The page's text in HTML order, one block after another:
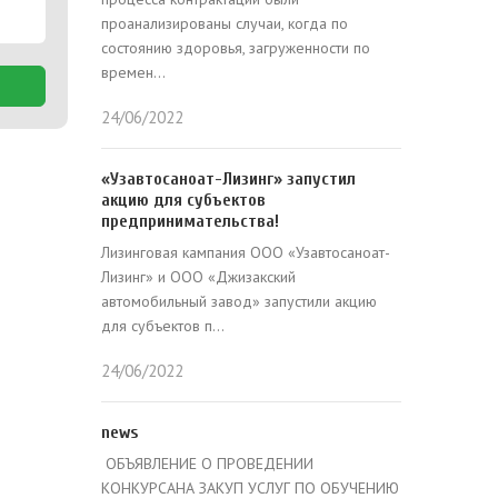
проанализированы случаи, когда по
состоянию здоровья, загруженности по
времен...
24/06/2022
«Узавтосаноат-Лизинг» запустил
акцию для субъектов
предпринимательства!
Лизинговая кампания ООО «Узавтосаноат-
Лизинг» и ООО «Джизакский
автомобильный завод» запустили акцию
для субъектов п...
24/06/2022
news
ОБЪЯВЛЕНИЕ О ПРОВЕДЕНИИ
КОНКУРСАНА ЗАКУП УСЛУГ ПО ОБУЧЕНИЮ